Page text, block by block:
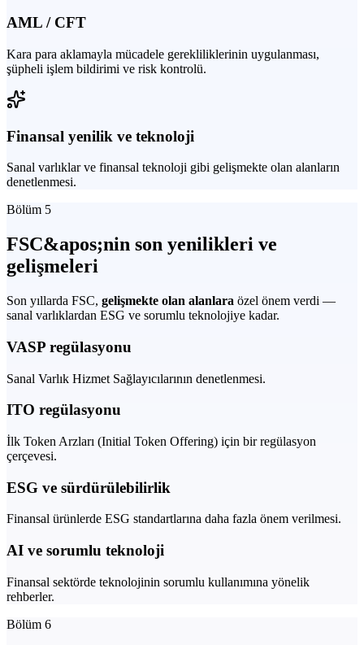
AML / CFT
Kara para aklamayla mücadele gerekliliklerinin uygulanması,
şüpheli işlem bildirimi ve risk kontrolü.
Finansal yenilik ve teknoloji
Sanal varlıklar ve finansal teknoloji gibi gelişmekte olan alanların
denetlenmesi.
Bölüm 5
FSC&apos;nin son yenilikleri ve
gelişmeleri
Son yıllarda FSC, gelişmekte olan alanlara özel önem verdi —
sanal varlıklardan ESG ve sorumlu teknolojiye kadar.
VASP regülasyonu
Sanal Varlık Hizmet Sağlayıcılarının denetlenmesi.
ITO regülasyonu
İlk Token Arzları (Initial Token Offering) için bir regülasyon
çerçevesi.
ESG ve sürdürülebilirlik
Finansal ürünlerde ESG standartlarına daha fazla önem verilmesi.
AI ve sorumlu teknoloji
Finansal sektörde teknolojinin sorumlu kullanımına yönelik
rehberler.
Bölüm 6